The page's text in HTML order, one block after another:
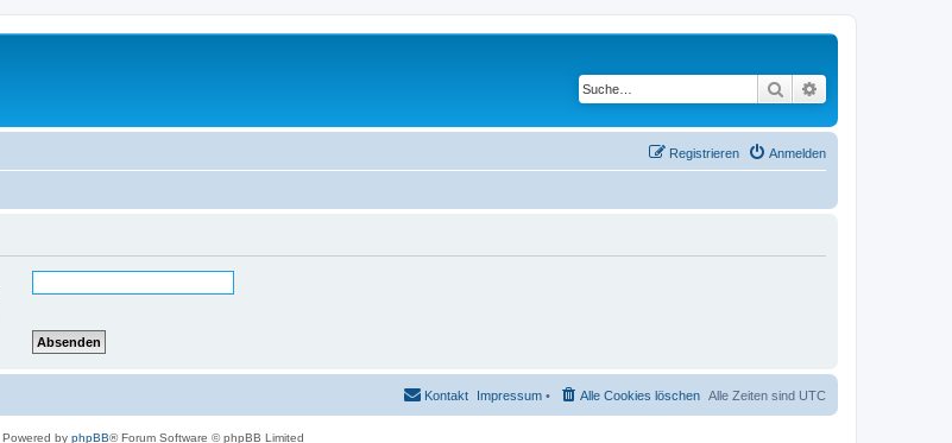
Suche
Anmelden
Registrieren
Alle Zeiten sind UTC
Alle Cookies löschen
Impressum •
Kontakt
Powered by phpBB® Forum Software © phpBB Limited